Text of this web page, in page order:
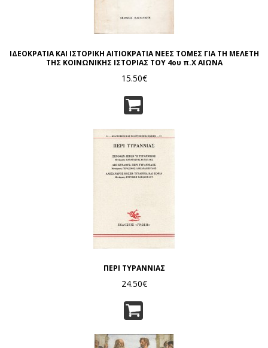
ΙΔΕΟΚΡΑΤΙΑ ΚΑΙ ΙΣΤΟΡΙΚΗ ΑΙΤΙΟΚΡΑΤΙΑ ΝΕΕΣ ΤΟΜΕΣ ΓΙΑ ΤΗ ΜΕΛΕΤΗ
ΤΗΣ ΚΟΙΝΩΝΙΚΗΣ ΙΣΤΟΡΙΑΣ ΤΟΥ 4ου π.Χ ΑΙΩΝΑ
15.50€
ΠΕΡΙ ΤΥΡΑΝΝΙΑΣ
24.50€